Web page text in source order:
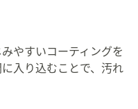
やすいコーティングを
入り込むことで、汚れ